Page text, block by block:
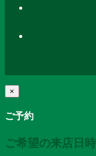
×
ご予約
ご希望の来店日